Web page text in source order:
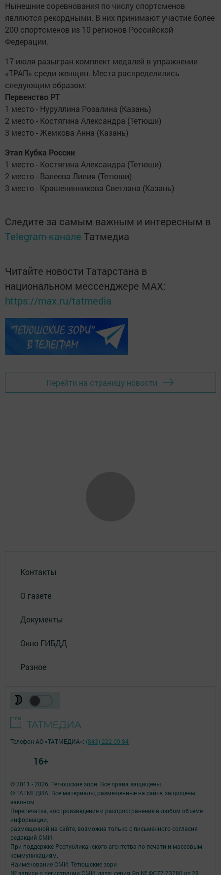
Нынешние соревнования по числу спортсменов
являются рекордными. В них принимают участие более
200 спортсменов из 10 регионов Российской
Федерации.
17 июля разыгран комплект медалей в упражнении
«ТРАП» среди женщин. Места распределились
следующим образом:
Первенство РТ
1 место - Нуруллина Розалина (Казань)
2 место - Костягина Александра (Тетюши)
3 место - Жемкова Анна (Казань)
Этап Кубка России
1 место - Костягина Александра (Тетюши)
2 место - Валеева Лилия (Тетюши)
3 место - Крашенинникова Светлана (Казань)
Следите за самым важным и интересным в
Telegram-канале Татмедиа
Читайте новости Татарстана в
национальном мессенджере MАХ:
https://max.ru/tatmedia
Перейти на страницу новости
Контакты
О газете
Документы
Окно ГИБДД
Разное
© 2011 - 2026. Тетюшские зори. Все права защищены.
© ТАТМЕДИА. Все материалы, размещенные на сайте, защищены
законом.
Перепечатка, воспроизведение и распространение в любом объеме
информации,
размещенной на сайте, возможна только с письменного согласия
редакций СМИ.
При поддержке Республиканского агентства по печати и массовым
коммуникациям.
Наименование СМИ: Тетюшские зори
№ записи о регистрации СМИ, дата: серия Эл № ФС77-73780 от 28
Телефон АО «ТАТМЕДИА»: (843) 222 09 84
16+